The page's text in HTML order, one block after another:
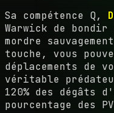
Sa compétence Q,
Warwick de
mordre
touche, vous
déplacements de
véritable
120% des dégâts
pourcentage des